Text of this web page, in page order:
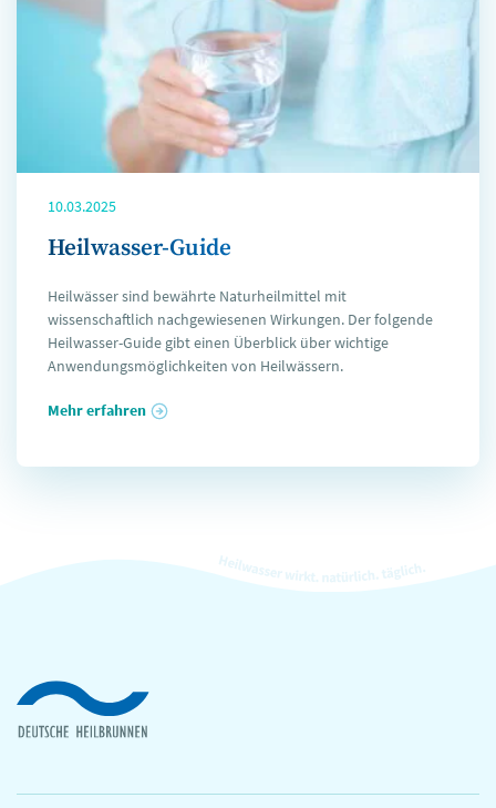
10.03.2025
Heilwasser-Guide
Heilwässer sind bewährte Naturheilmittel mit
wissenschaftlich nachgewiesenen Wirkungen. Der folgende
Heilwasser-Guide gibt einen Überblick über wichtige
Anwendungsmöglichkeiten von Heilwässern.
Mehr erfahren